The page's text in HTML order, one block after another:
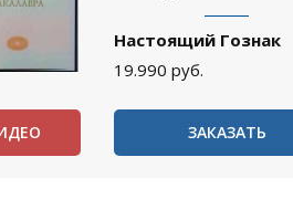
Настоящий Гознак
19.990 руб.
ЗАКАЗАТЬ